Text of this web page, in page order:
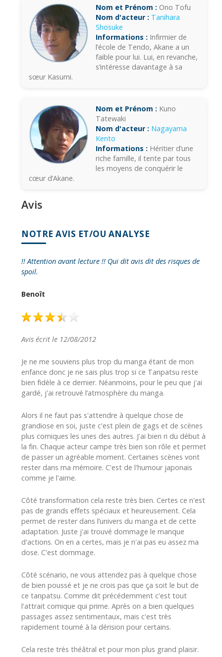
Nom et Prénom : Ono Tofu
Nom d'acteur : Tanihara
Shosuke
Informations : Infirmier de
l’école de Tendo, Akane a un
faible pour lui. Lui, en revanche,
s’intéresse davantage à sa
sœur Kasumi.
Nom et Prénom : Kuno
Tatewaki
Nom d'acteur : Nagayama
Kento
Informations : Héritier d’une
riche famille, il tente par tous
les moyens de conquérir le
cœur d’Akane.
Avis
NOTRE AVIS ET/OU ANALYSE
!! Attention avant lecture !! Qui dit avis dit des risques de
spoil.
Benoît
Avis écrit le 12/08/2012
Je ne me souviens plus trop du manga étant de mon
enfance donc je ne sais plus trop si ce Tanpatsu reste
bien fidèle à ce dernier. Néanmoins, pour le peu que j'ai
gardé, j'ai retrouvé l’atmosphère du manga.
Alors il ne faut pas s'attendre à quelque chose de
grandiose en soi, juste c'est plein de gags et de scènes
plus comiques les unes des autres. J'ai bien ri du début à
la fin. Chaque acteur campe très bien son rôle et permet
de passer un agréable moment. Certaines scènes vont
rester dans ma mémoire. C'est de l'humour japonais
comme je l'aime.
Côté transformation cela reste très bien. Certes ce n'est
pas de grands effets spéciaux et heureusement. Cela
permet de rester dans l’univers du manga et de cette
adaptation. Juste j'ai trouvé dommage le manque
d'actions. On en a certes, mais je n'ai pas eu assez ma
dose. C'est dommage.
Côté scénario, ne vous attendez pas à quelque chose
de bien poussé et je ne crois pas que ça soit le but de
ce tanpatsu. Comme dit précédemment c'est tout
l'attrait comique qui prime. Après on a bien quelques
passages assez sentimentaux, mais c'est très
rapidement tourné à la dérision pour certains.
Cela reste très théâtral et pour mon plus grand plaisir.